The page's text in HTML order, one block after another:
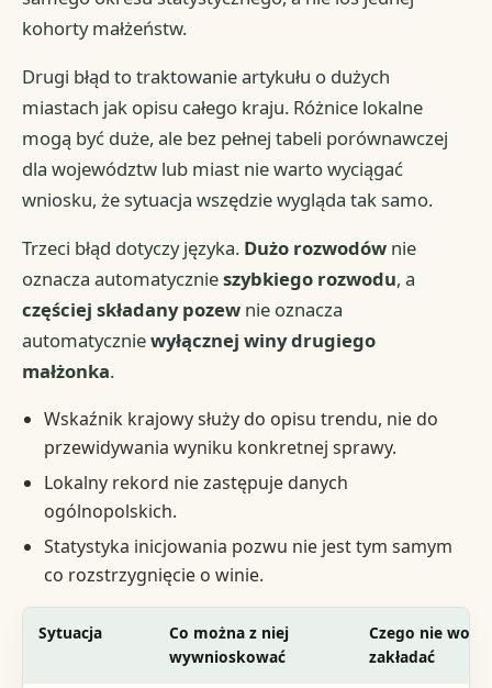
kohorty małżeństw.
Drugi błąd to traktowanie artykułu o dużych
miastach jak opisu całego kraju. Różnice lokalne
mogą być duże, ale bez pełnej tabeli porównawczej
dla województw lub miast nie warto wyciągać
wniosku, że sytuacja wszędzie wygląda tak samo.
Trzeci błąd dotyczy języka. Dużo rozwodów nie
oznacza automatycznieszybkiego rozwodu, a
częściej składany pozew nie oznacza
automatyczniewyłącznej winy drugiego
małżonka.
Wskaźnik krajowy służy do opisu trendu, nie do
przewidywania wyniku konkretnej sprawy.
Lokalny rekord nie zastępuje danych
ogólnopolskich.
Statystyka inicjowania pozwu nie jest tym samym
co rozstrzygnięcie o winie.
Sytuacja
Co można z niej
wywnioskować
Czego nie
zakładać